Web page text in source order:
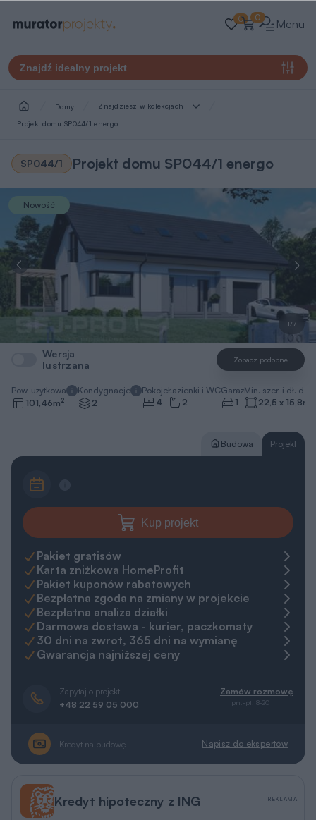
0 0 Menu
Znajdź idealny projekt
Domy Znajdziesz w kolekcjach
Projekt domu SP044/1 energo
SP044/1 Projekt domu SP044/1 energo
1/7
Nowość
Wersja
lustrzana
Zobacz podobne
Pow. użytkowa
101,46m2
Kondygnacje
2
Pokoje
4
Łazienki i WC
2
Garaż
1
Min. szer. i dł.
22,5 x 15,8m
Budowa Projekt
Kup projekt
Pakiet gratisów
Karta zniżkowa HomeProfit
Pakiet kuponów rabatowych
Bezpłatna zgoda na zmiany w projekcie
Bezpłatna analiza działki
Darmowa dostawa - kurier, paczkomaty
30 dni na zwrot, 365 dni na wymianę
Gwarancja najniższej ceny
Zapytaj o projekt
+48 22 59 05 000
Zamów rozmowę
pn.-pt. 8-20
Kredyt na budowę Napisz do ekspertów
Kredyt hipoteczny z ING REKLAMA